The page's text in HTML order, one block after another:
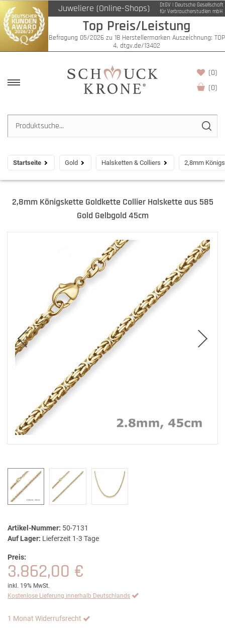
Juweliere (Online-Shops)
DtGV | Deutsche Gesellschaft
für Verbraucherstudien mbH
Top Preis/Leistung
Befragung 05/2026 zu 18 Herstellermarken Auszeichnung: TOP
4, dtgv.de/13402
(0)
(0)
Startseite Gold Halsketten & Colliers 2,8mm
2,8mm Königskette Goldkette Collier Halskette aus 585
Gold Gelbgold 45cm
Artikel-Nummer: 50-7131
Auf Lager: Lieferzeit 1-3 Tage
Preis:
3.862,00 €
inkl. 19% MwSt.
Kostenlose Lieferung innerhalb Deutschlands
1 Monat Widerrufsrecht